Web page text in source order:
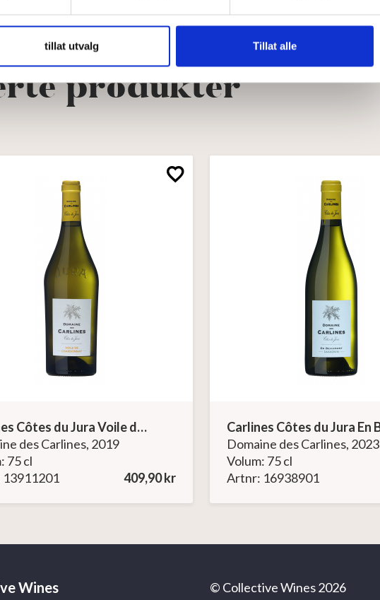
tillat utvalg Tillat alle
produkter
Carlines Côtes du Jura Voile de Chardonnay
des Carlines, 2019
75 cl
409,90 kr
Domaine des Carlines, 2023
Volum: 75 cl
Artnr: 16938901
Wines © Collective Wines 2026